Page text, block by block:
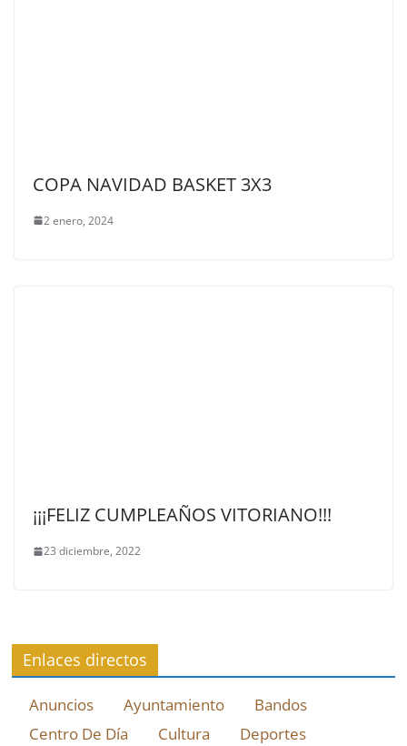
COPA NAVIDAD BASKET 3X3
2 enero, 2024
¡¡¡FELIZ CUMPLEAÑOS VITORIANO!!!
23 diciembre, 2022
Enlaces directos
Anuncios Ayuntamiento
Bandos
Centro De Día
Cultura
Deportes